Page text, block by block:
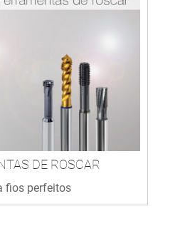
DE ROSCAR
fios perfeitos